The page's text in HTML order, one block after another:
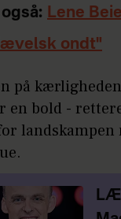
Lene
ondt"
på
en bold -
landskampen